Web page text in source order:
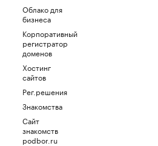
Облако для
бизнеса
Корпоративный
регистратор
доменов
Хостинг
сайтов
Рег.решения
Знакомства
Сайт
знакомств
podbor.ru